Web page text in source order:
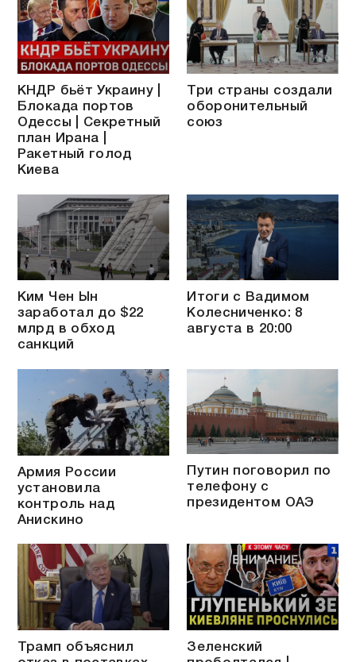
КНДР бьёт Украину |
Блокада портов
Одессы | Секретный
план Ирана |
Ракетный голод
Киева
Три страны создали
оборонительный
союз
Ким Чен Ын
заработал до $22
млрд в обход
санкций
Итоги с Вадимом
Колесниченко: 8
августа в 20:00
Армия России
установила
контроль над
Анискино
Путин поговорил по
телефону с
президентом ОАЭ
Трамп объяснил
Зеленский